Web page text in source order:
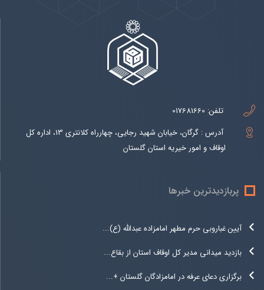
تلفن: 017681660
آدرس : گرگان، خیابان شهید رجایی، چهارراه کلانتری 13، اداره کل
اوقاف و امور خیریه استان گلستان
پربازدیدترین خبرها
آیین غباروبی حرم مطهر امامزاده عبدالله (ع)...
بازدید میدانی مدیر کل اوقاف استان از بقاع...
برگزاری دعای عرفه در امامزادگان گلستان +...